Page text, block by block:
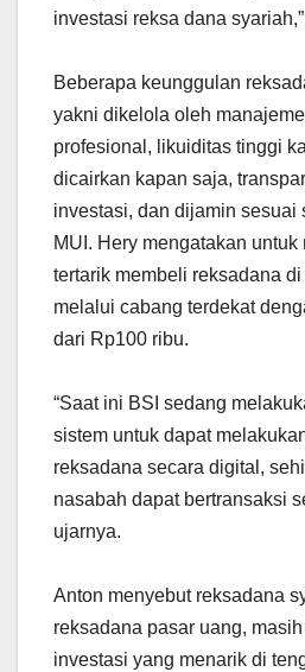
investasi reksa dana
Beberapa keunggulan
yakni dikelola oleh
profesional, likuiditas tinggi
dicairkan kapan saja,
investasi, dan dijamin sesuai
MUI. Hery mengatakan untuk
tertarik membeli reksadana
melalui cabang terdekat
dari Rp100 ribu.
“Saat ini BSI sedang
sistem untuk dapat
reksadana secara digital,
nasabah dapat bertransaksi
ujarnya.
Anton menyebut reksadana
reksadana pasar uang,
investasi yang menarik di